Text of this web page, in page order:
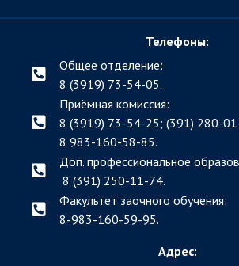
Телефоны:
Общее отделение:
8 (3919) 73-54-05.
Приёмная комиссия:
8 (3919) 73-54-25; (391) 280-
8 983-160-58-85.
Доп. профессиональное
8 (391) 250-11-74.
Факультет заочного обучения:
8-983-160-59-95.
Адрес: